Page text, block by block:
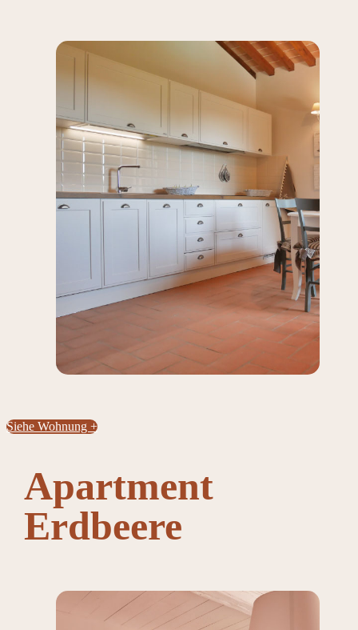
Siehe Wohnung +
Apartment
Erdbeere